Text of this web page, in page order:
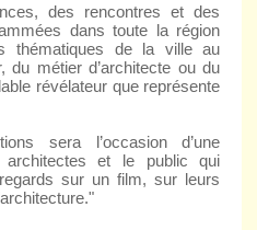
des rencontres et des
dans toute la région
thématiques de la ville au
du métier d’architecte ou du
révélateur que représente
sera l’occasion d’une
architectes et le public qui
sur un film, sur leurs